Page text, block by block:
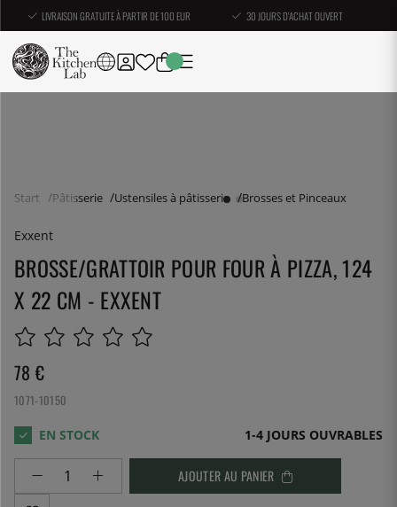
LIVRAISON GRATUITE À PARTIR DE 100 EUR 30 JOURS D'ACHAT OUVERT
Start Pâtisserie Ustensiles à pâtisserie Brosses et Pinceaux
Exxent
BROSSE/GRATTOIR POUR FOUR À PIZZA, 124
X 22 CM - EXXENT
78 €
1071-10150
1-4 JOURS OUVRABLES
AJOUTER AU PANIER